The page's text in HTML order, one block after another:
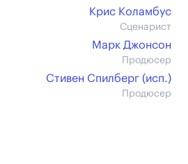
Крис Коламбус
Сценарист
Марк Джонсон
Продюсер
Стивен Спилберг (иcп.)
Продюсер